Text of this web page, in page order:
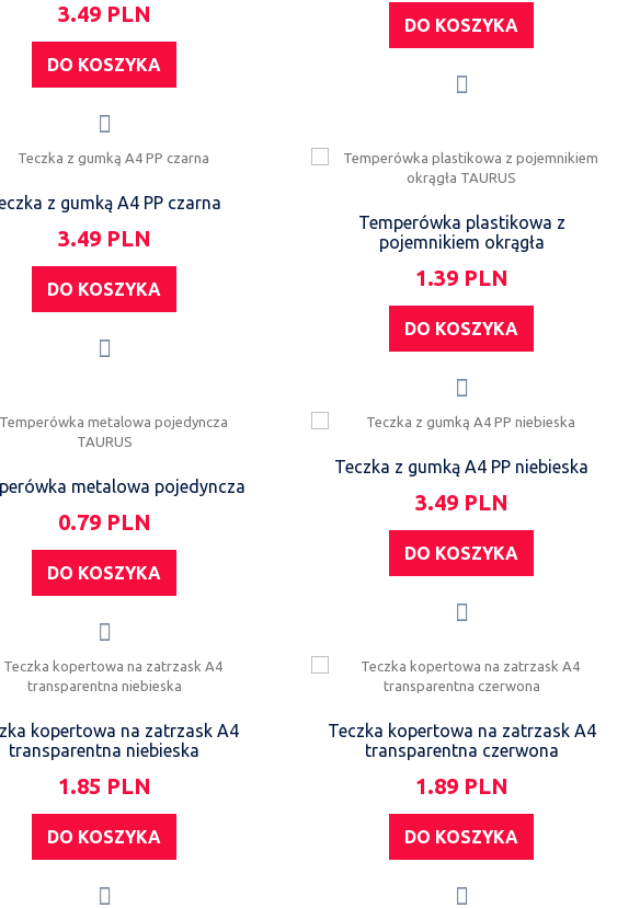
3.49 PLN
DO KOSZYKA
DO KOSZYKA
z gumką A4 PP czarna
3.49 PLN
DO KOSZYKA
Temperówka plastikowa z
pojemnikiem okrągła
1.39 PLN
DO KOSZYKA
metalowa pojedyncza
0.79 PLN
DO KOSZYKA
Teczka z gumką A4 PP niebieska
3.49 PLN
DO KOSZYKA
kopertowa na zatrzask A4
transparentna niebieska
1.85 PLN
DO KOSZYKA
Teczka kopertowa na zatrzask A4
transparentna czerwona
1.89 PLN
DO KOSZYKA